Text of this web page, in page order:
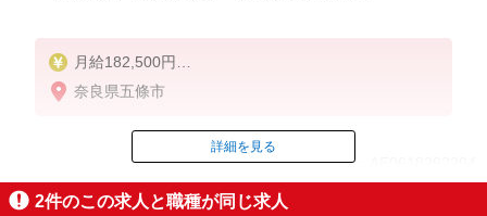
月給182,500円
※試用期間2ヵ月（同条件）
奈良県五條市
ID：AE0618292294
詳細を見る
2件のこの求人と職種が同じ求人